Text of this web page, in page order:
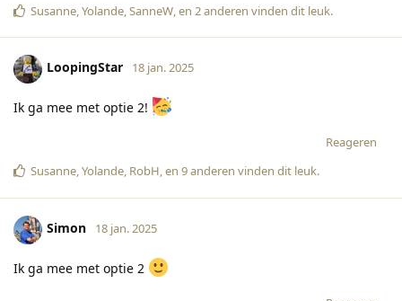
Susanne,Yolande,SanneW, en 2anderen vinden dit leuk.
LoopingStar 18 jan. 2025
Ik ga mee met optie 2!
Reageren
Susanne,Yolande, RobH, en 9anderen vinden dit leuk.
Simon 18 jan. 2025
Ik ga mee met optie 2